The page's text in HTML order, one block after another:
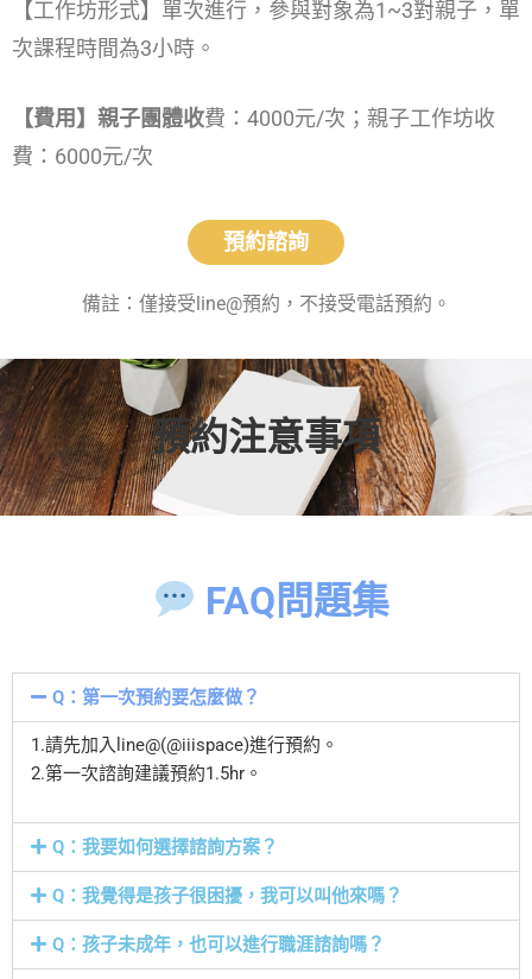
【工作坊形式】單次進行，參與對象為1~3對親子，單
次課程時間為3小時。
【費用】親子團體收費：4000元/次；親子工作坊收
費：6000元/次
預約諮詢
備註：僅接受line@預約，不接受電話預約。
預約注意事項
FAQ問題集
Q：第一次預約要怎麼做？
1.請先加入line@(@iiispace)進行預約。
2.第一次諮詢建議預約1.5hr。
Q：我要如何選擇諮詢方案？
Q：我覺得是孩子很困擾，我可以叫他來嗎？
Q：孩子未成年，也可以進行職涯諮詢嗎？